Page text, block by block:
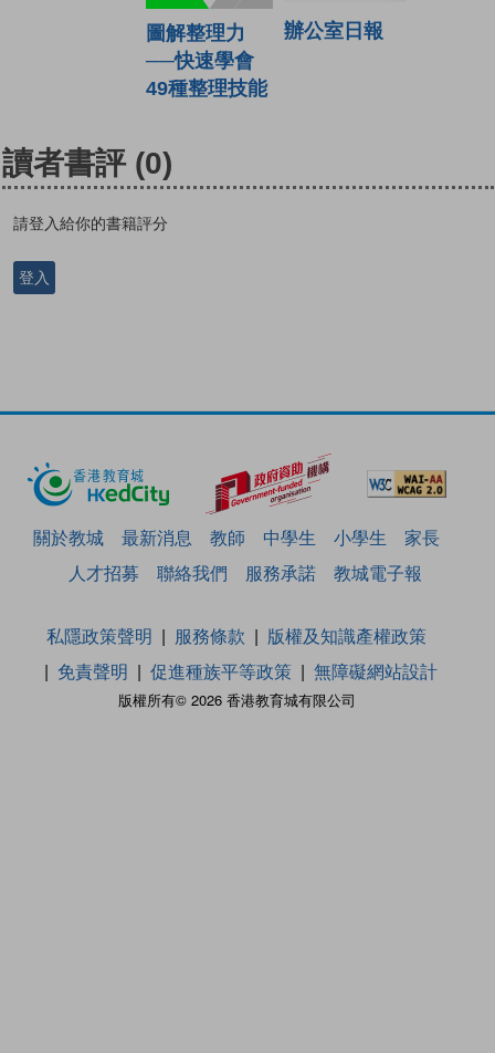
圖解整理力
──快速學會
49種整理技能
辦公室日報
讀者書評 (0)
請登入給你的書籍評分
登入
關於教城 最新消息 教師 中學生 小學生
家長
人才招募
聯絡我們 服務承諾 教城電子報
版權所有© 2026 香港教育城有限公司
私隱政策聲明 服務條款
版權及知識產權政策
免責聲明
促進種族平等政策 無障礙網站設計